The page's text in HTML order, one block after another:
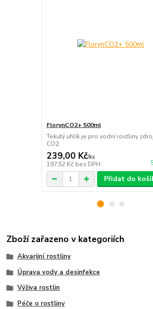
FlorynCO2+ 500ml
Tekutý uhlík je pro vodní rostliny
CO2.
239,00 Kč/ks
197,52 Kč bez DPH
Přidat do
Zboží zařazeno v kategoriích
Akvarijní rostliny
Úprava vody a desinfekce
Výživa rostlin
Péče o rostliny